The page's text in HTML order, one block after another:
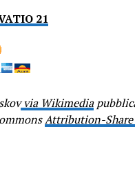
21
via Wikimedia
Attribution-